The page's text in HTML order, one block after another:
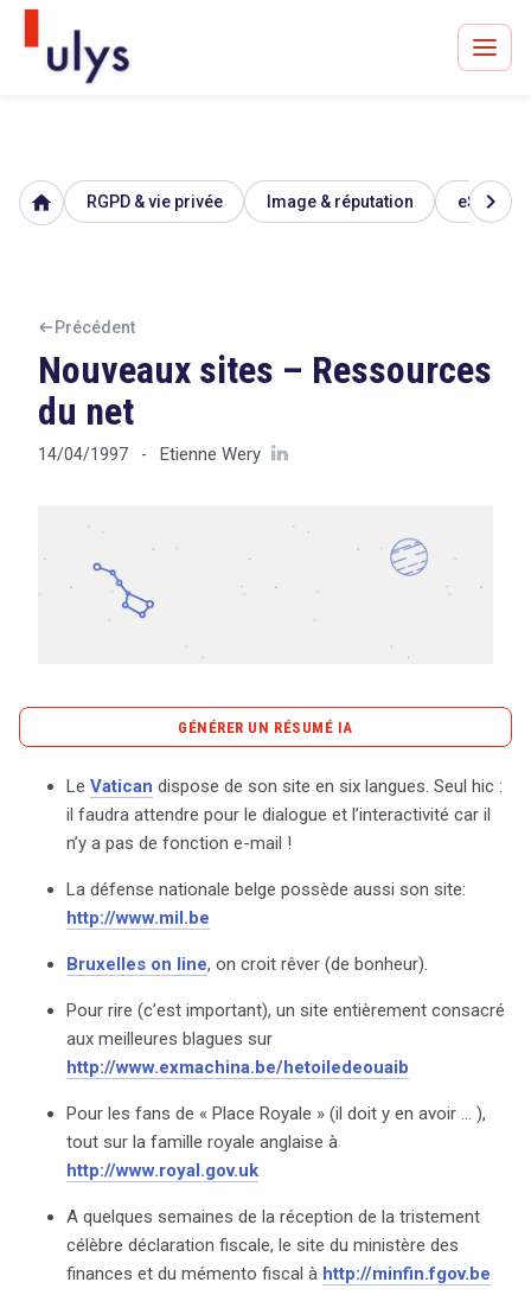
Avocats à Paris & Bruxelles
Un procès en vue ?
Tout sur le droit de l'innovation
Rechercher
home RGPD & vie privée Image & réputation eSanté
chevron_right
Précédent
Nouveaux sites – Ressources
du net
14/04/1997 - Etienne Wery
GÉNÉRER UN RÉSUMÉ IA
Le monde numérique regorge de ressources utiles, et
certains sites se démarquent par leur originalité et leur
six langues, bien que l’absence d’une fonction e-mail
limite les échanges interactifs. En Belgique, le site de la
défense nationale (http://www.mil.be) offre une vue
amateurs de blagues peuvent se divertir sur
http://www.exmachina.be/hetoiledeouaib, qui compile les
meilleures plaisanteries pour égayer vos journées. Pour
famille royale britannique (http://www.royal.gov.uk)
présente des informations fascinantes sur ses
membres et leurs engagements. À l’approche de la
déclaration fiscale, le site du ministère des Finances
(http://minfin.fgov.be) devient indispensable pour
naviguer dans les méandres des obligations fiscales. Les
Le Vatican dispose de son site en six langues. Seul hic :
il faudra attendre pour le dialogue et l’interactivité car il
n’y a pas de fonction e-mail !
La défense nationale belge possède aussi son site:
http://www.mil.be
Bruxelles on line, on croit rêver (de bonheur).
Pour rire (c’est important), un site entièrement consacré
aux meilleures blagues sur
http://www.exmachina.be/hetoiledeouaib
Pour les fans de « Place Royale » (il doit y en avoir … ),
tout sur la famille royale anglaise à
http://www.royal.gov.uk
A quelques semaines de la réception de la tristement
célèbre déclaration fiscale, le site du ministère des
finances et du mémento fiscal à http://minfin.fgov.be